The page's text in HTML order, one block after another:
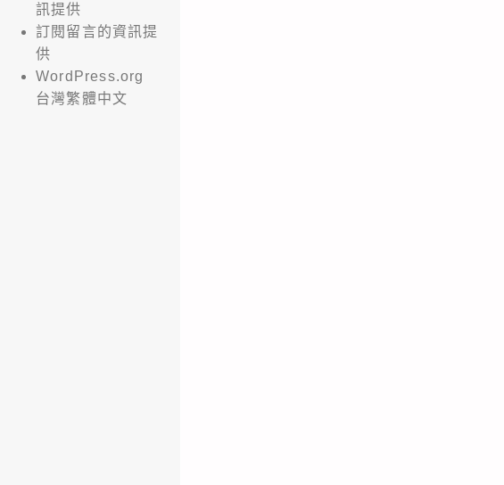
訊提供
訂閱留言的資訊提
供
WordPress.org
台灣繁體中文